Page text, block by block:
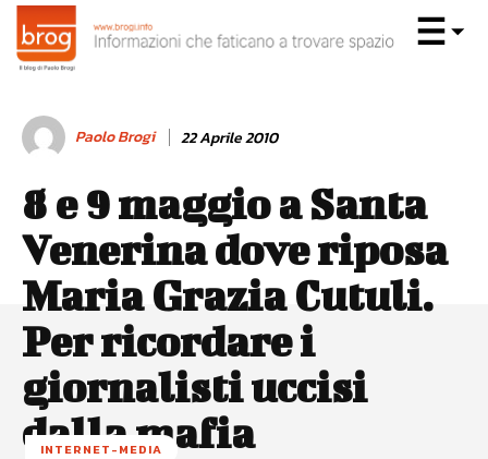
Paolo Brogi 22 Aprile 2010
8 e 9 maggio a Santa
Venerina dove riposa
Maria Grazia Cutuli.
Per ricordare i
giornalisti uccisi
dalla mafia
INTERNET-MEDIA